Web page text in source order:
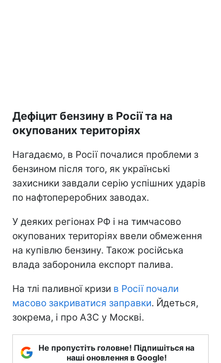
Дефіцит бензину в Росії та на
окупованих територіях
Нагадаємо, в Росії почалися проблеми з
бензином після того, як українські
захисники завдали серію успішних ударів
по нафтопереробних заводах.
У деяких регіонах РФ і на тимчасово
окупованих територіях ввели обмеження
на купівлю бензину. Також російська
влада заборонила експорт палива.
На тлі паливної кризи в Росії почали
масово закриватися заправки. Йдеться,
зокрема, і про АЗС у Москві.
Не пропустіть головне! Підпишіться на
наші оновлення в Google!